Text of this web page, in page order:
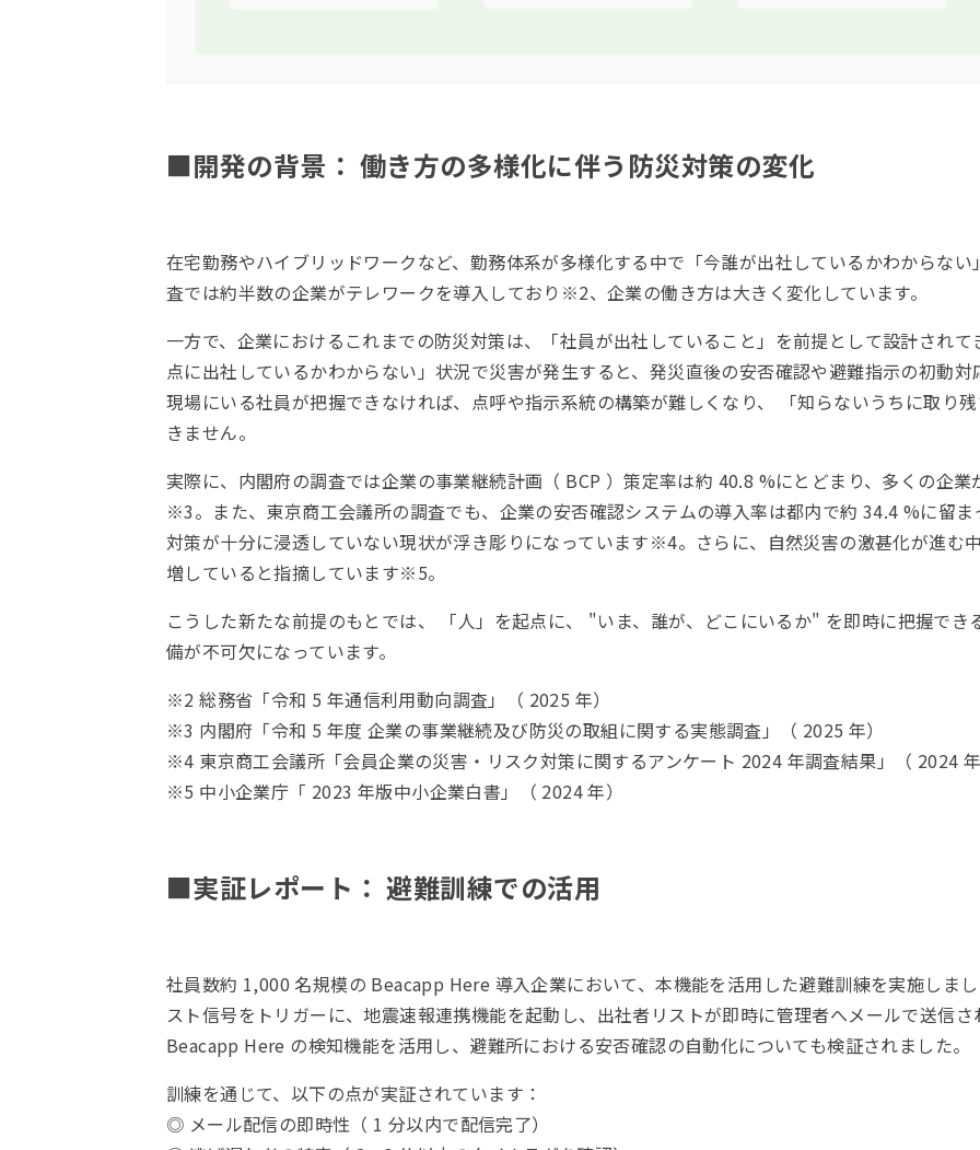
■開発の背景： 働き方の多様化に伴う防災対策の変化
在宅勤務やハイブリッドワークなど、勤務体系が多様化する中で「今誰が出社しているかわからな
査では約半数の企業がテレワークを導入しており※2、企業の働き方は大きく変化しています。
一方で、企業におけるこれまでの防災対策は、「社員が出社していること」を前提として設計され
点に出社しているかわからない」状況で災害が発生すると、発災直後の安否確認や避難指示の初動
現場にいる社員が把握できなければ、点呼や指示系統の構築が難しくなり、 「知らないうちに取り
きません。
実際に、内閣府の調査では企業の事業継続計画（ BCP ）策定率は約 40.8 %にとどまり、多くの企
※3。また、東京商工会議所の調査でも、企業の安否確認システムの導入率は都内で約 34.4 %に留
対策が十分に浸透していない現状が浮き彫りになっています※4。さらに、自然災害の激甚化が進む
増していると指摘しています※5。
こうした新たな前提のもとでは、 「人」を起点に、 "いま、誰が、どこにいるか" を即時に把握で
備が不可欠になっています。
※2 総務省「令和 5 年通信利用動向調査」（ 2025 年）
※3 内閣府「令和 5 年度 企業の事業継続及び防災の取組に関する実態調査」（ 2025 年）
※4 東京商工会議所「会員企業の災害・リスク対策に関するアンケート 2024 年調査結果」（ 2024
※5 中小企業庁「 2023 年版中小企業白書」（ 2024 年）
■実証レポート： 避難訓練での活用
社員数約 1,000 名規模の Beacapp Here 導入企業において、本機能を活用した避難訓練を実施しま
スト信号をトリガーに、地震速報連携機能を起動し、出社者リストが即時に管理者へメールで送信
Beacapp Here の検知機能を活用し、避難所における安否確認の自動化についても検証されました。
訓練を通じて、以下の点が実証されています：
◎ メール配信の即時性（ 1 分以内で配信完了）